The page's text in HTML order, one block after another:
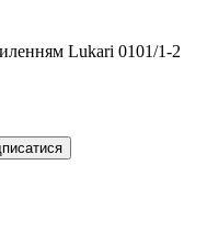
Lukari 0101/1-2